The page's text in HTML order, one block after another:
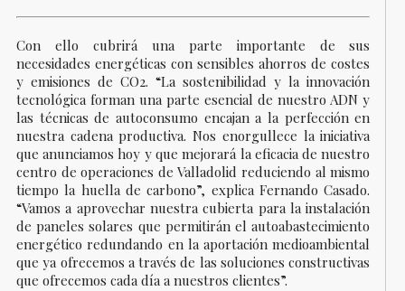
Con ello cubrirá una parte importante de sus
necesidades energéticas con sensibles ahorros de costes
y emisiones de CO2. “La sostenibilidad y la innovación
tecnológica forman una parte esencial de nuestro ADN y
las técnicas de autoconsumo encajan a la perfección en
nuestra cadena productiva. Nos enorgullece la iniciativa
que anunciamos hoy y que mejorará la eficacia de nuestro
centro de operaciones de Valladolid reduciendo al mismo
tiempo la huella de carbono”, explica Fernando Casado.
“Vamos a aprovechar nuestra cubierta para la instalación
de paneles solares que permitirán el autoabastecimiento
energético redundando en la aportación medioambiental
que ya ofrecemos a través de las soluciones constructivas
que ofrecemos cada día a nuestros clientes”.